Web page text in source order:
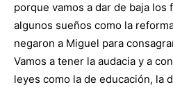
porque vamos a dar de baja los
algunos sueños como la
negaron a Miguel para
Vamos a tener la audacia y a
leyes como la de educación, la